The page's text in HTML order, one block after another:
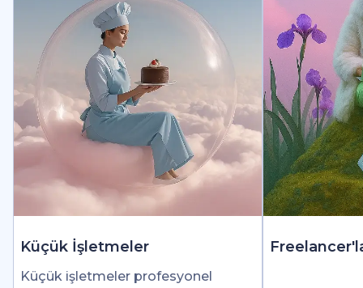
Küçük İşletmeler
Küçük işletmeler profesyonel